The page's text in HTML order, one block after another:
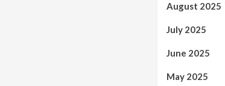
August 2025
July 2025
June 2025
May 2025